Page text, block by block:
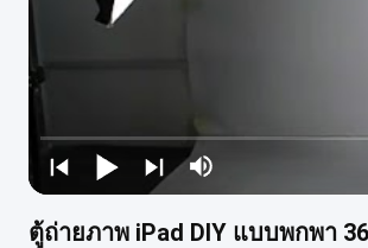
ตู้ถ่ายภาพ iPad DIY แบบพกพา